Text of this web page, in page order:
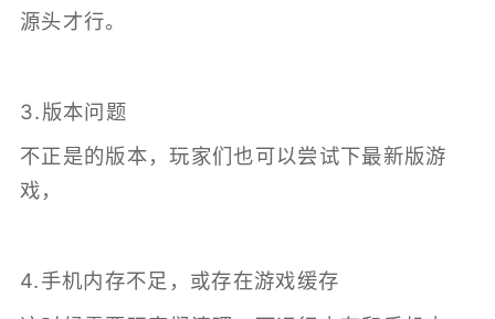
源头才行。
3.版本问题
不正是的版本，玩家们也可以尝试下最新版游
戏，
4.手机内存不足，或存在游戏缓存